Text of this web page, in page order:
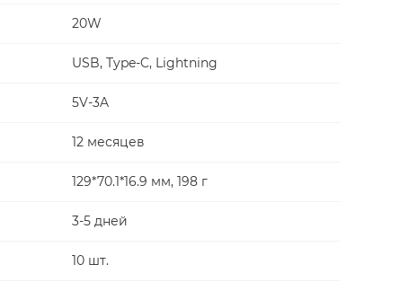
20W
USB, Type-C, Lightning
5V-3A
12 месяцев
129*70.1*16.9 мм, 198 г
3-5 дней
10 шт.